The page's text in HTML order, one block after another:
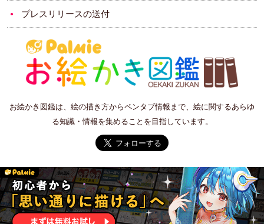
プレスリリースの送付
お絵かき図鑑は、絵の描き方からペンタブ情報まで、絵に関するあらゆ
る知識・情報を集めることを目指しています。